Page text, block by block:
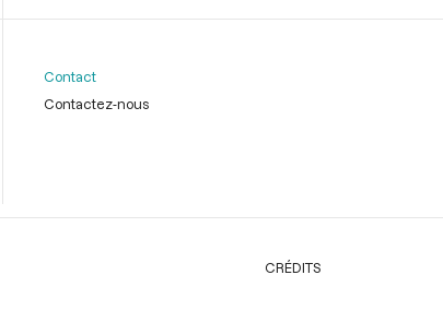
Contact
Contactez-nous
CRÉDITS